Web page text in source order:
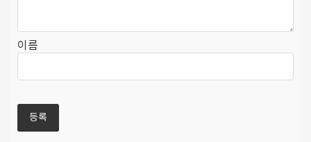
이름